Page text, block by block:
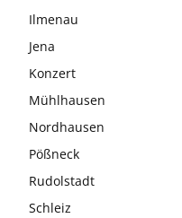
Ilmenau
Jena
Konzert
Mühlhausen
Nordhausen
Pößneck
Rudolstadt
Schleiz